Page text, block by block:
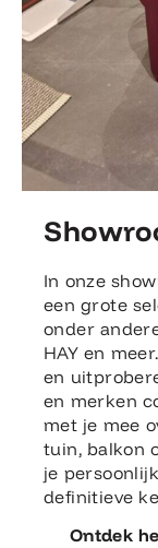
In onze
een grote
onder
HAY en
en
en merken
met je mee
tuin, balkon
je
definitieve
Ontdek